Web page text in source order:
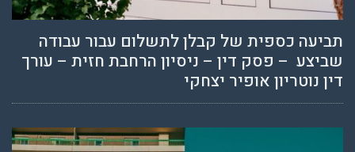
תביעה כספית של קבלן לתשלום עבור עבודה
שביצע – פסק דין – ניסיון הרחבת חזית – עורך
דין נוטריון אופיר יצחקי